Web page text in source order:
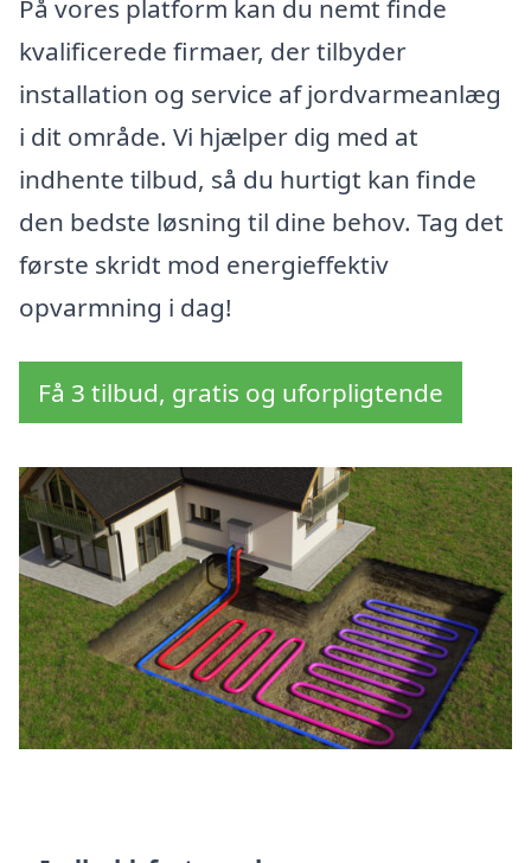
På vores platform kan du nemt finde
kvalificerede firmaer, der tilbyder
installation og service af jordvarmeanlæg
i dit område. Vi hjælper dig med at
indhente tilbud, så du hurtigt kan finde
den bedste løsning til dine behov. Tag det
første skridt mod energieffektiv
opvarmning i dag!
Få 3 tilbud, gratis og uforpligtende